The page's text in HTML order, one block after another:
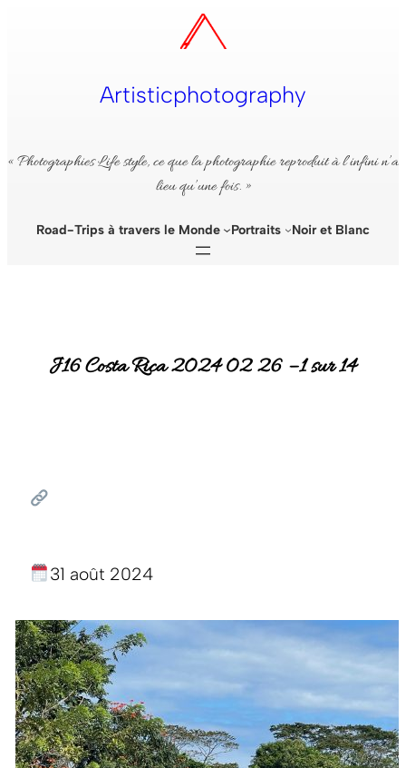
Artisticphotography
« Photographies Life style, ce que la photographie reproduit à l’infini n’a
lieu qu’une fois. »
Road-Trips à travers le Monde Portraits Noir et Blanc
J16 Costa Rica 2024 02 26 – 1 sur 14
31 août 2024